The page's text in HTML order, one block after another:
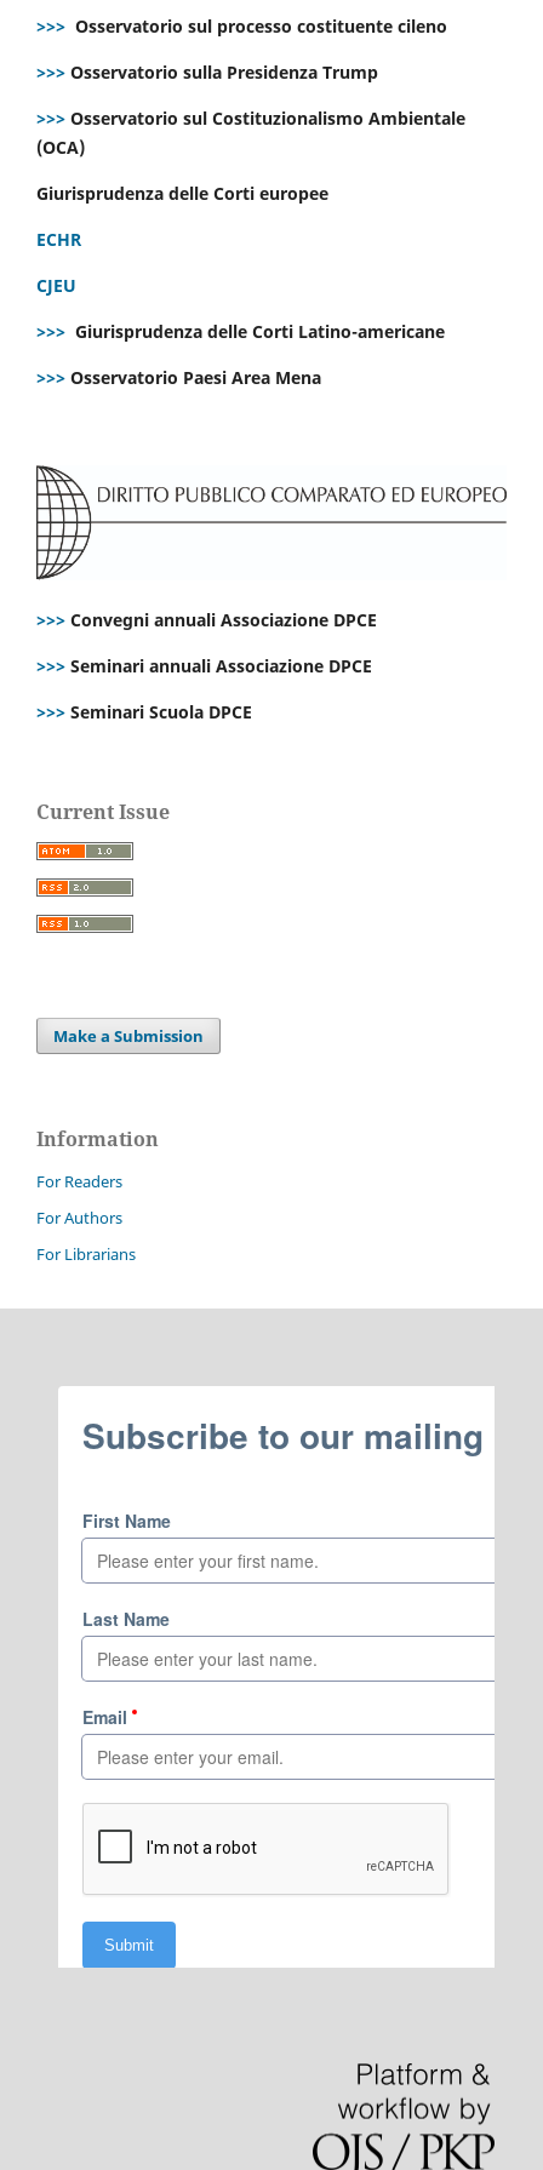
>>> Osservatorio sul processo costituente cileno
>>> Osservatorio sulla Presidenza Trump
>>> Osservatorio sul Costituzionalismo Ambientale
(OCA)
Giurisprudenza delle Corti europee
ECHR
CJEU
>>> Giurisprudenza delle Corti Latino-americane
>>> Osservatorio Paesi Area Mena
>>> Convegni annuali Associazione DPCE
>>> Seminari annuali Associazione DPCE
>>> Seminari Scuola DPCE
Current Issue
Make a Submission
Information
For Readers
For Authors
For Librarians